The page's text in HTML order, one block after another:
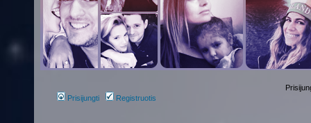
Prisijungti Registruotis